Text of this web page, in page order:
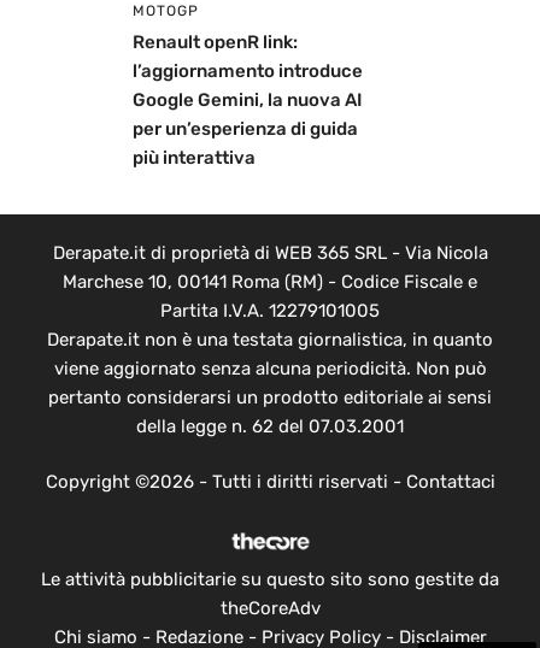
MOTOGP
Renault openR link:
l’aggiornamento introduce
Google Gemini, la nuova AI
per un’esperienza di guida
più interattiva
Derapate.it di proprietà di WEB 365 SRL - Via Nicola
Marchese 10, 00141 Roma (RM) - Codice Fiscale e
Partita I.V.A. 12279101005
Derapate.it non è una testata giornalistica, in quanto
viene aggiornato senza alcuna periodicità. Non può
pertanto considerarsi un prodotto editoriale ai sensi
della legge n. 62 del 07.03.2001
Copyright ©2026 - Tutti i diritti riservati - Contattaci
Le attività pubblicitarie su questo sito sono gestite da
theCoreAdv
Chi siamo - Redazione- Privacy Policy- Disclaimer